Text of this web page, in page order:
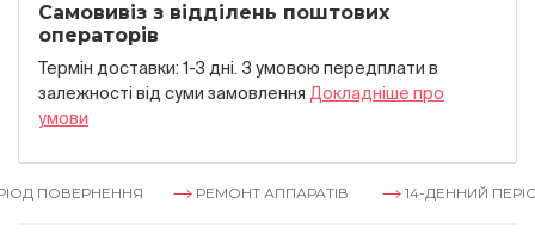
Самовивіз з відділень поштових
операторів
Термін доставки: 1-3 дні. З умовою передплати в
залежностi вiд суми замовлення Докладнiше про
умови
ПОВЕРНЕННЯ РЕМОНТ АППАРАТІВ 14-ДЕННИЙ